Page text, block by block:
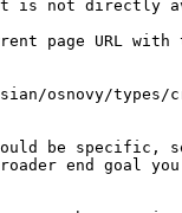
not directly
page URL
osnovy/types/
be specific,
end goal